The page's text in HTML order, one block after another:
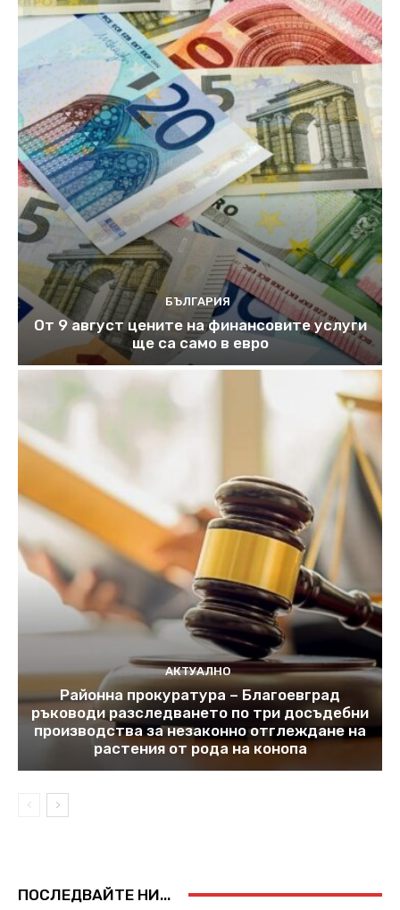
БЪЛГАРИЯ
От 9 август цените на финансовите услуги
ще са само в евро
АКТУАЛНО
Районна прокуратура – Благоевград
ръководи разследването по три досъдебни
производства за незаконно отглеждане на
растения от рода на конопа
ПОСЛЕДВАЙТЕ НИ...